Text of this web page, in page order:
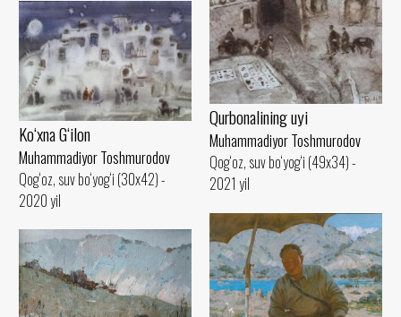
Qurbonalining uyi
Muhammadiyor Toshmurodov
Qog‘oz, suv bo‘yog‘i (49x34) -
2021 yil
Ko‘xna G‘ilon
Muhammadiyor Toshmurodov
Qog‘oz, suv bo‘yog‘i (30x42) -
2020 yil